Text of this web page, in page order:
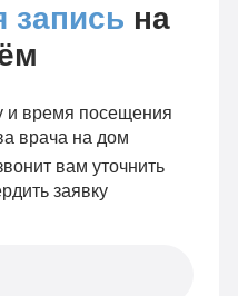
запись на
и время посещения
врача на дом
вам уточнить
заявку